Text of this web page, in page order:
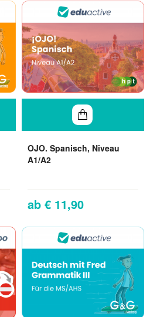
OJO. Spanisch, Niveau
A1/A2
€ 11,90